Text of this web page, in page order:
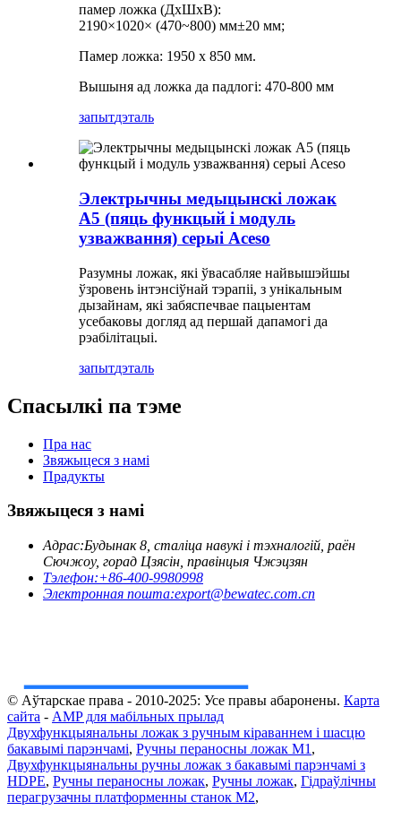
памер ложка (ДхШхВ):
2190×1020× (470~800) мм±20 мм;
Памер ложка: 1950 х 850 мм.
Вышыня ад ложка да падлогі: 470-800 мм
запытдэталь
Электрычны медыцынскі ложак
A5 (пяць функцый і модуль
узважвання) серыі Aceso
Разумны ложак, які ўвасабляе найвышэйшы
ўзровень інтэнсіўнай тэрапіі, з унікальным
дызайнам, які забяспечвае пацыентам
усебаковы догляд ад першай дапамогі да
рэабілітацыі.
запытдэталь
Спасылкі па тэме
Пра нас
Звяжыцеся з намі
Прадукты
Звяжыцеся з намі
Адрас:Будынак 8, сталіца навукі і тэхналогій, раён
Сючжоу, горад Цзясін, правінцыя Чжэцзян
Тэлефон:+86-400-9980998
Электронная пошта:export@bewatec.com.cn
© Аўтарскае права - 2010-2025: Усе правы абаронены. Карта
сайта - AMP для мабільных прылад
Двухфункцыянальны ложак з ручным кіраваннем і шасцю
бакавымі парэнчамі, Ручны пераносны ложак M1 ,
Двухфункцыянальны ручны ложак з бакавымі парэнчамі з
HDPE, Ручны пераносны ложак, Ручны ложак, Гідраўлічны
перагрузачны платформенны станок M2,